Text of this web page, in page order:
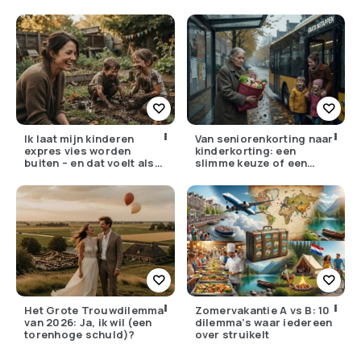
Ik laat mijn kinderen
expres vies worden
buiten – en dat voelt als
Van seniorenkorting naar
kinderkorting: een
slimme keuze of een
Het Grote Trouwdilemma
van 2026: Ja, ik wil (een
torenhoge schuld)?
Zomervakantie A vs B: 10
dilemma’s waar iedereen
over struikelt